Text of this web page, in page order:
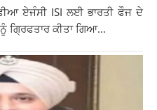
ਏਜੰਸੀ ISI ਲਈ ਭਾਰਤੀ ਫੌਜ ਦੇ
ਗ੍ਰਿਫਤਾਰ ਕੀਤਾ ਗਿਆ...